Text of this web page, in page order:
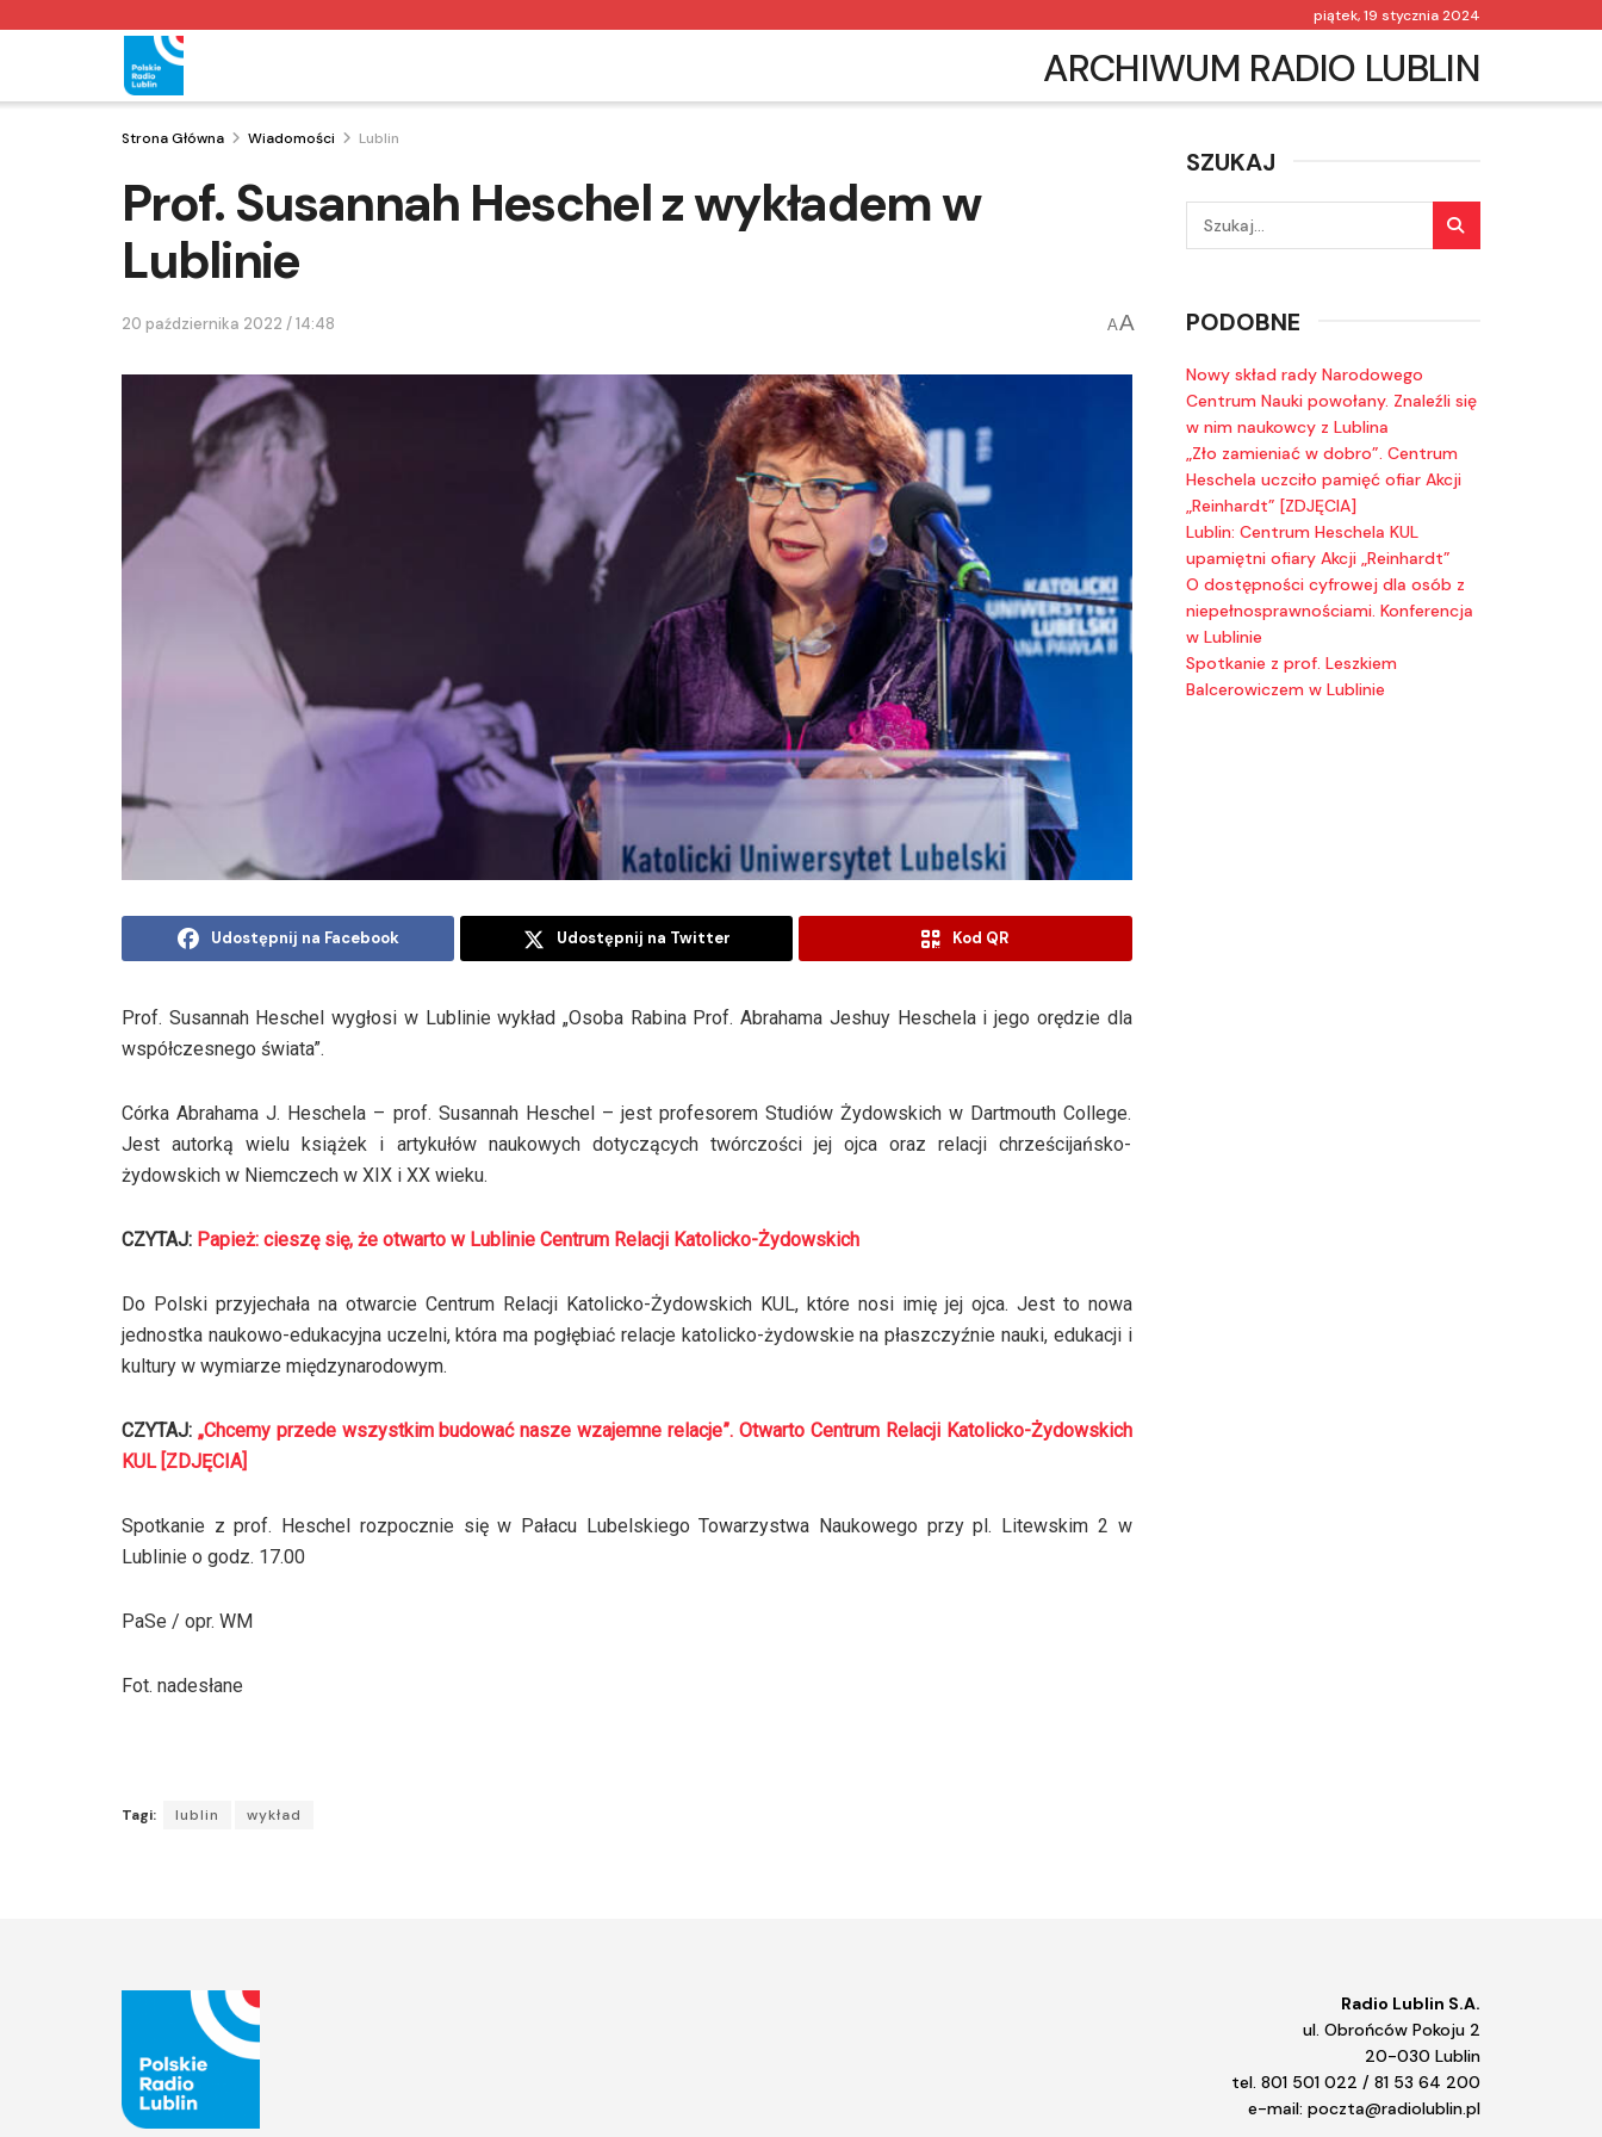
piątek, 19 stycznia 2024
ARCHIWUM RADIO LUBLIN
Strona Główna Wiadomości Lublin
Prof. Susannah Heschel z wykładem w
Lublinie
20 października 2022 / 14:48 AA
Udostępnij na Facebook Udostępnij na Twitter Kod QR
Prof. Susannah Heschel wygłosi w Lublinie wykład „Osoba Rabina Prof. Abrahama Jeshuy Heschela i jego orędzie dla
współczesnego świata”.
Córka Abrahama J. Heschela – prof. Susannah Heschel – jest profesorem Studiów Żydowskich w Dartmouth College.
Jest autorką wielu książek i artykułów naukowych dotyczących twórczości jej ojca oraz relacji chrześcijańsko-
żydowskich w Niemczech w XIX i XX wieku.
CZYTAJ: Papież: cieszę się, że otwarto w Lublinie Centrum Relacji Katolicko-Żydowskich
Do Polski przyjechała na otwarcie Centrum Relacji Katolicko-Żydowskich KUL, które nosi imię jej ojca. Jest to nowa
jednostka naukowo-edukacyjna uczelni, która ma pogłębiać relacje katolicko-żydowskie na płaszczyźnie nauki, edukacji i
kultury w wymiarze międzynarodowym.
CZYTAJ: „Chcemy przede wszystkim budować nasze wzajemne relacje”. Otwarto Centrum Relacji Katolicko-Żydowskich
KUL [ZDJĘCIA]
Spotkanie z prof. Heschel rozpocznie się w Pałacu Lubelskiego Towarzystwa Naukowego przy pl. Litewskim 2 w
Lublinie o godz. 17.00
PaSe / opr. WM
Fot. nadesłane
Tagi: lublin wykład
SZUKAJ
PODOBNE
Nowy skład rady Narodowego
Centrum Nauki powołany. Znaleźli się
w nim naukowcy z Lublina
„Zło zamieniać w dobro”. Centrum
Heschela uczciło pamięć ofiar Akcji
„Reinhardt” [ZDJĘCIA]
Lublin: Centrum Heschela KUL
upamiętni ofiary Akcji „Reinhardt”
O dostępności cyfrowej dla osób z
niepełnosprawnościami. Konferencja
w Lublinie
Spotkanie z prof. Leszkiem
Balcerowiczem w Lublinie
Radio Lublin S.A.
ul. Obrońców Pokoju 2
20-030 Lublin
tel. 801 501 022 / 81 53 64 200
e-mail: poczta@radiolublin.pl